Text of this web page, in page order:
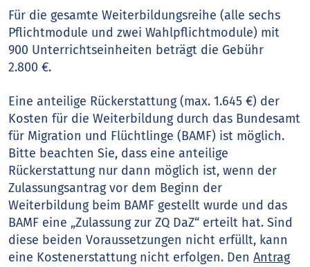
Für die gesamte Weiterbildungsreihe (alle sechs
Pflichtmodule und zwei Wahlpflichtmodule) mit
900 Unterrichtseinheiten beträgt die Gebühr
2.800 €.
Eine anteilige Rückerstattung (max. 1.645 €) der
Kosten für die Weiterbildung durch das Bundesamt
für Migration und Flüchtlinge (BAMF) ist möglich.
Bitte beachten Sie, dass eine anteilige
Rückerstattung nur dann möglich ist, wenn der
Zulassungsantrag vor dem Beginn der
Weiterbildung beim BAMF gestellt wurde und das
BAMF eine „Zulassung zur ZQ DaZ“ erteilt hat. Sind
diese beiden Voraussetzungen nicht erfüllt, kann
eine Kostenerstattung nicht erfolgen. DenAntrag